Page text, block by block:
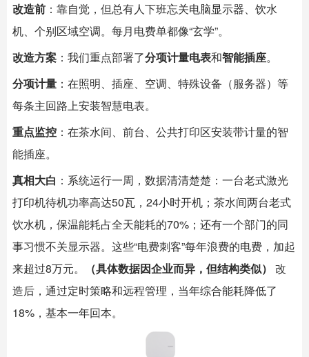
改造前 ：靠自觉，但总有人下班忘关电脑显示器、饮水
机、个别区域空调。每月电费单都像“玄学”。
改造方案 ：我们重点部署了分项计量电表和智能插座。
分项计量 ：在照明、插座、空调、特殊设备（服务器）等
每条主回路上安装智慧电表。
重点监控 ：在茶水间、前台、公共打印区安装带计量的智
能插座。
真相大白 ：系统运行一周，数据清清楚楚：一台老式激光
打印机待机功率高达50瓦，24小时开机；茶水间两台老式
饮水机，保温能耗占全天能耗的70%；还有一个部门的同
事习惯不关显示器。这些“电费刺客”每年浪费的电费，加起
来超过8万元。
（具体数据因企业而异，但结构类似） ​ 改
造后，通过定时策略和远程管理，当年综合能耗降低了
18%，基本一年回本。